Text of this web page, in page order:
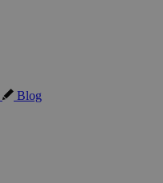
Blog